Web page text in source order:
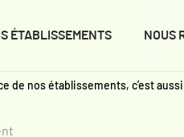
ÉTABLISSEMENTS NOUS
de nos établissements, c’est